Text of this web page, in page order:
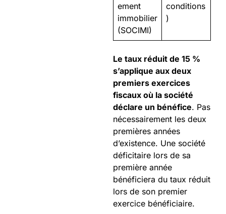
ement
immobilier
(SOCIMI)
conditions
)
Le taux réduit de 15 %
s’applique aux deux
premiers exercices
fiscaux où la société
déclare un bénéfice. Pas
nécessairement les deux
premières années
d’existence. Une société
déficitaire lors de sa
première année
bénéficiera du taux réduit
lors de son premier
exercice bénéficiaire.